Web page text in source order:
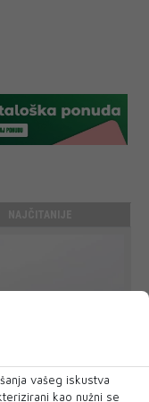
vašeg iskustva
kao nužni se